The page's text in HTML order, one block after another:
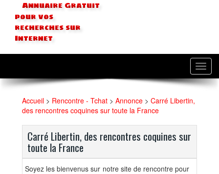
Annuaire Gratuit
pour vos
recherches sur
Internet
Accueil > Rencontre - Tchat > Annonce > Carré Libertin,
des rencontres coquines sur toute la France
Carré Libertin, des rencontres coquines sur
toute la France
Soyez les bienvenus sur notre site de rencontre pour